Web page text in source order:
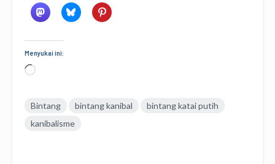
Menyukai ini:
Memuat...
Bintang bintang kanibal
bintang katai putih
kanibalisme